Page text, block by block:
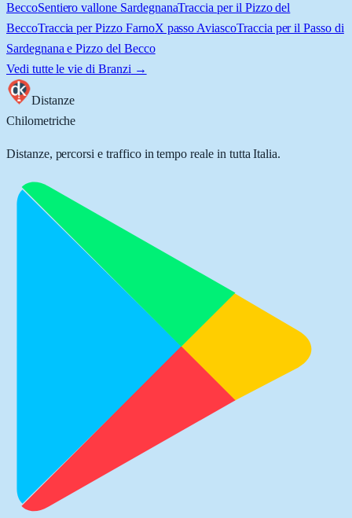
BeccoSentiero vallone SardegnanaTraccia per il Pizzo del
BeccoTraccia per Pizzo FarnoX passo AviascoTraccia per il Passo di
Sardegnana e Pizzo del Becco
Vedi tutte le vie di Branzi →
Distanze
Chilometriche
Distanze, percorsi e traffico in tempo reale in tutta Italia.